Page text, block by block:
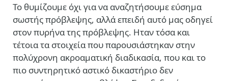
Το θυμίζουμε όχι για να αναζητήσουμε εύσημα
σωστής πρόβλεψης, αλλά επειδή αυτό μας οδηγεί
στον πυρήνα της πρόβλεψης. Ηταν τόσα και
τέτοια τα στοιχεία που παρουσιάστηκαν στην
πολύχρονη ακροαματική διαδικασία, που και το
πιο συντηρητικό αστικό δικαστήριο δεν